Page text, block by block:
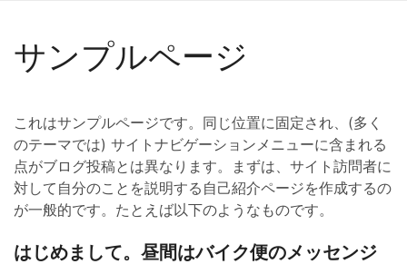
サンプルページ
これはサンプルページです。同じ位置に固定され、(多く
のテーマでは) サイトナビゲーションメニューに含まれる
点がブログ投稿とは異なります。まずは、サイト訪問者に
対して自分のことを説明する自己紹介ページを作成するの
が一般的です。たとえば以下のようなものです。
はじめまして。昼間はバイク便のメッセンジ